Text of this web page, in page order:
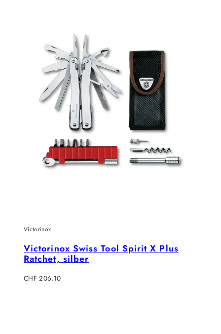
Victorinox
Victorinox Swiss Tool Spirit X Plus
Ratchet, silber
Verkaufspreis
CHF 206.10